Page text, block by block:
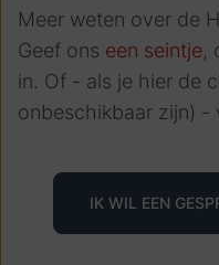
Meer weten over de
Geef ons een seintje,
in. Of - als je hier de
onbeschikbaar zijn) -
IK WIL EEN